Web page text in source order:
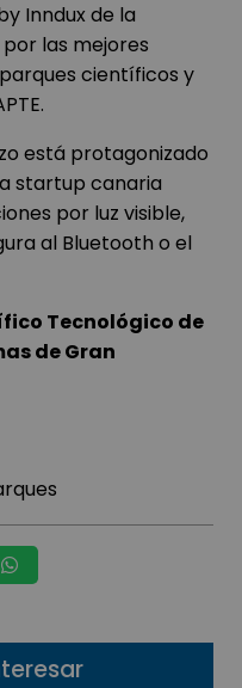
Inndux de la
las mejores
científicos y
está protagonizado
startup canaria
por luz visible,
al Bluetooth o el
Tecnológico de
de Gran